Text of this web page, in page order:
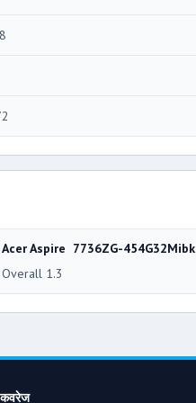
Acer Aspire 7736ZG-454G32Mibk
Overall 1.3
कवरेज